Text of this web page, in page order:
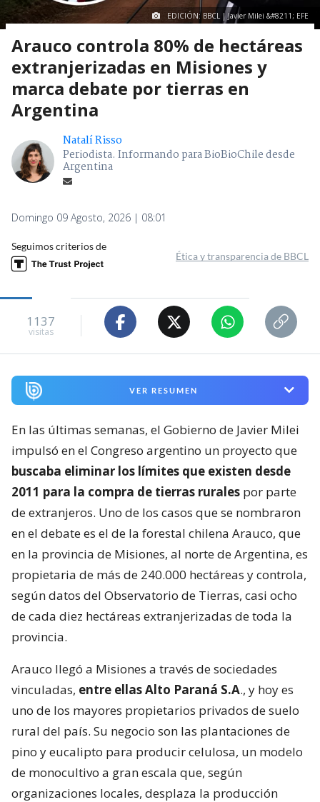
EDICIÓN: BBCL | Javier Milei &#8211; EFE
Arauco controla 80% de hectáreas
extranjerizadas en Misiones y
marca debate por tierras en
Argentina
Natalí Risso
Periodista. Informando para BioBioChile desde
Argentina
Domingo 09 Agosto, 2026 | 08:01
Seguimos criterios de
Ética y transparencia de BBCL
1137
visitas
VER RESUMEN
En las últimas semanas, el Gobierno de Javier Milei
impulsó en el Congreso argentino un proyecto que
buscaba eliminar los límites que existen desde
2011 para la compra de tierras rurales por parte
de extranjeros. Uno de los casos que se nombraron
en el debate es el de la forestal chilena Arauco, que
en la provincia de Misiones, al norte de Argentina, es
propietaria de más de 240.000 hectáreas y controla,
según datos del Observatorio de Tierras, casi ocho
de cada diez hectáreas extranjerizadas de toda la
provincia.
Arauco llegó a Misiones a través de sociedades
vinculadas, entre ellas Alto Paraná S.A., y hoy es
uno de los mayores propietarios privados de suelo
rural del país. Su negocio son las plantaciones de
pino y eucalipto para producir celulosa, un modelo
de monocultivo a gran escala que, según
organizaciones locales, desplaza la producción